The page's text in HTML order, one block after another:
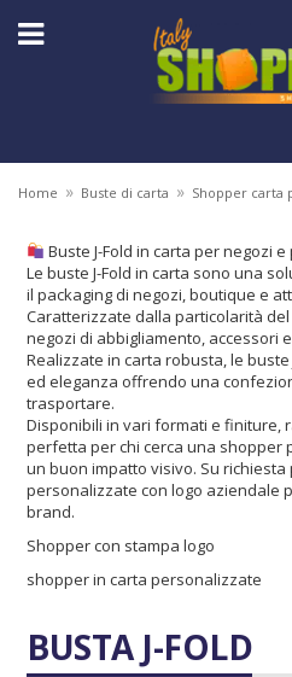
Home » Buste di carta » Shopper carta
Buste J-Fold in carta per negozi
Le buste J-Fold in carta sono una
il packaging di negozi, boutique e
Caratterizzate dalla particolarità
negozi di abbigliamento, accessori
Realizzate in carta robusta, le
ed eleganza offrendo una
trasportare.
Disponibili in vari formati e finiture,
perfetta per chi cerca una shopper
un buon impatto visivo. Su
personalizzate con logo aziendale
brand.
Shopper con stampa logo
shopper in carta personalizzate
BUSTA J-FOLD